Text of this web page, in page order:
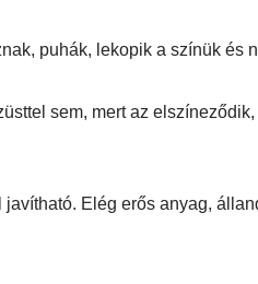
puhák, lekopik a színük és
sem, mert az
Elég erős anyag,